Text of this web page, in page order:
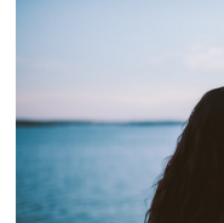
ドキドキ
仕事とキャリア